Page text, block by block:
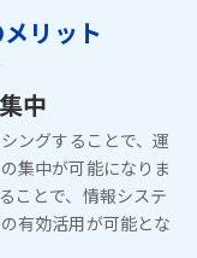
リット
中
ングすることで、運
集中が可能になりま
ことで、情報システ
有効活用が可能とな